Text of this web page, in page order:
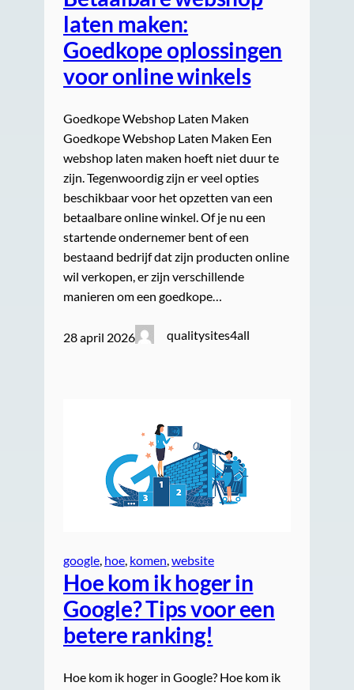
laten maken:
Goedkope oplossingen
voor online winkels
Goedkope Webshop Laten Maken
Goedkope Webshop Laten Maken Een
webshop laten maken hoeft niet duur te
zijn. Tegenwoordig zijn er veel opties
beschikbaar voor het opzetten van een
betaalbare online winkel. Of je nu een
startende ondernemer bent of een
bestaand bedrijf dat zijn producten online
wil verkopen, er zijn verschillende
manieren om een goedkope…
28 april 2026 qualitysites4all
google hoe komen website
Hoe kom ik hoger in
Google? Tips voor een
betere ranking!
Hoe kom ik hoger in Google? Hoe kom ik